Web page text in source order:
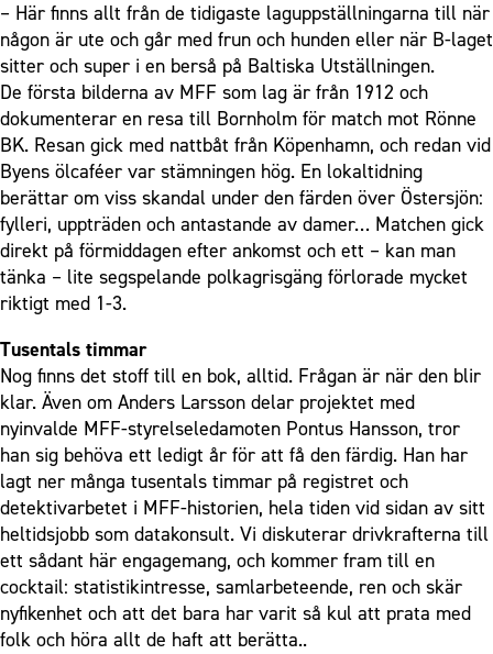
– Här finns allt från de tidigaste laguppställningarna till när
någon är ute och går med frun och hunden eller när B-laget
sitter och super i en berså på Baltiska Utställningen.
De första bilderna av MFF som lag är från 1912 och
dokumenterar en resa till Bornholm för match mot Rönne
BK. Resan gick med nattbåt från Köpenhamn, och redan vid
Byens ölcaféer var stämningen hög. En lokaltidning
berättar om viss skandal under den färden över Östersjön:
fylleri, uppträden och antastande av damer… Matchen gick
direkt på förmiddagen efter ankomst och ett – kan man
tänka – lite segspelande polkagrisgäng förlorade mycket
riktigt med 1-3.
Tusentals timmar
Nog finns det stoff till en bok, alltid. Frågan är när den blir
klar. Även om Anders Larsson delar projektet med
nyinvalde MFF-styrelseledamoten Pontus Hansson, tror
han sig behöva ett ledigt år för att få den färdig. Han har
lagt ner många tusentals timmar på registret och
detektivarbetet i MFF-historien, hela tiden vid sidan av sitt
heltidsjobb som datakonsult. Vi diskuterar drivkrafterna till
ett sådant här engagemang, och kommer fram till en
cocktail: statistikintresse, samlarbeteende, ren och skär
nyfikenhet och att det bara har varit så kul att prata med
folk och höra allt de haft att berätta..